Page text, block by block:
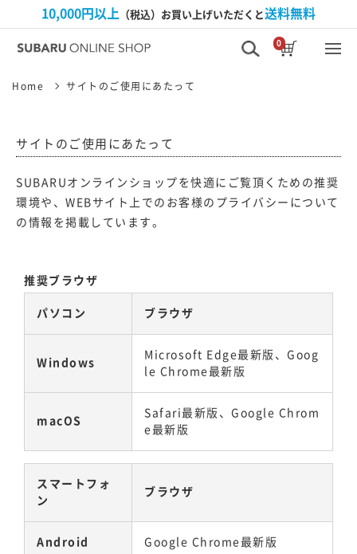
10,000円以上 （税込）お買い上げいただくと送料無料
0
Home サイトのご使用にあたって
サイトのご使用にあたって
SUBARUオンラインショップを快適にご覧頂くための推奨
環境や、WEBサイト上でのお客様のプライバシーについて
の情報を掲載しています。
推奨ブラウザ
パソコン ブラウザ
Windows
Microsoft Edge最新版、Goog
le Chrome最新版
macOS
Safari最新版、Google Chrom
e最新版
スマートフォ
ン
ブラウザ
Android Google Chrome最新版